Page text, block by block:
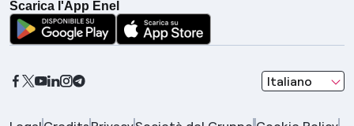
Global Procurement
Gridspertise
Scarica l'App Enel
Italiano
seleziona una